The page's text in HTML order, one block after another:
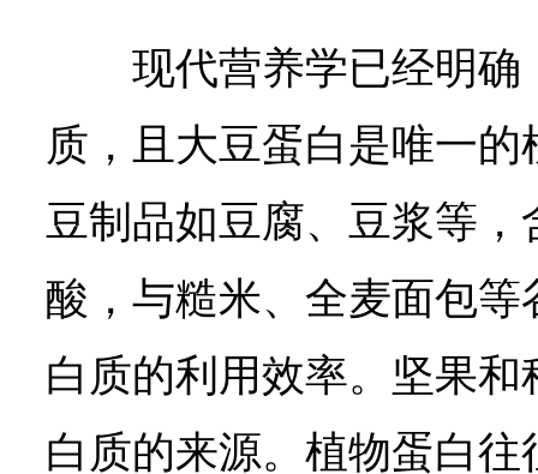
现代营养学已经明
质，且大豆蛋白是唯一
豆制品如豆腐、豆浆等
酸，与糙米、全麦面包
白质的利用效率。坚果
白质的来源。植物蛋白